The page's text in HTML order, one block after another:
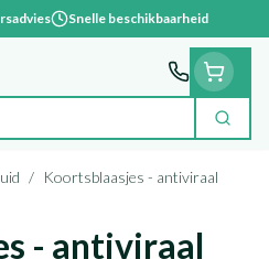
Snelle beschikbaarheid
Zoek
/ Koortsblaasjes - antiviraal
- antiviraal